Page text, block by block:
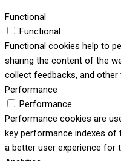
Functional
Functional
Functional cookies help to
sharing the content of the
collect feedbacks, and
Performance
Performance
Performance cookies are
key performance indexes of
a better user experience for